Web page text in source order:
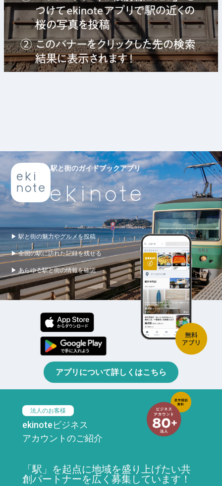
駅と街のガイドブックアプリ
▶ 駅と街の魅力やグルメを投稿
▶ 全国の駅に訪れた記録を残せる
▶ あらゆる駅と街の情報を確認
アプリについて詳しくはこちら
法人のお客様
ekinoteビジネス
アカウントのご紹介
「駅」を起点に地域を盛り上げたい共
創パートナーを広く募集しています！